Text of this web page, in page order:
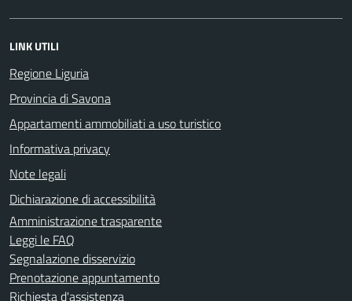
LINK UTILI
Regione Liguria
Provincia di Savona
Appartamenti ammobiliati a uso turistico
Informativa privacy
Note legali
Dichiarazione di accessibilità
Amministrazione trasparente
Leggi le FAQ
Segnalazione disservizio
Prenotazione appuntamento
Richiesta d'assistenza